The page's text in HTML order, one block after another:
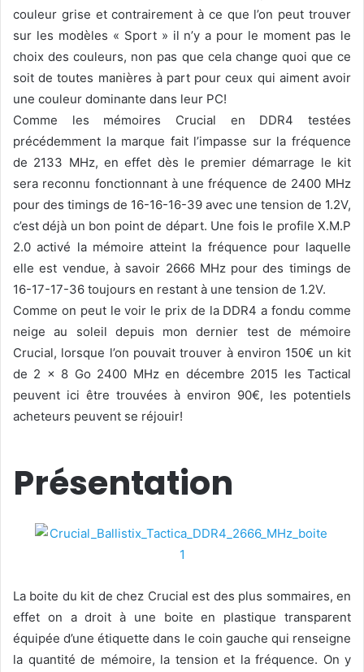
couleur grise et contrairement à ce que l’on peut trouver
sur les modèles « Sport » il n’y a pour le moment pas le
choix des couleurs, non pas que cela change quoi que ce
soit de toutes manières à part pour ceux qui aiment avoir
une couleur dominante dans leur PC!
Comme les mémoires Crucial en DDR4 testées
précédemment la marque fait l’impasse sur la fréquence
de 2133 MHz, en effet dès le premier démarrage le kit
sera reconnu fonctionnant à une fréquence de 2400 MHz
pour des timings de 16-16-16-39 avec une tension de 1.2V,
c’est déjà un bon point de départ. Une fois le profile X.M.P
2.0 activé la mémoire atteint la fréquence pour laquelle
elle est vendue, à savoir 2666 MHz pour des timings de
16-17-17-36 toujours en restant à une tension de 1.2V.
Comme on peut le voir le prix de la DDR4 a fondu comme
neige au soleil depuis mon dernier test de mémoire
Crucial, lorsque l’on pouvait trouver à environ 150€ un kit
de 2 x 8 Go 2400 MHz en décembre 2015 les Tactical
peuvent ici être trouvées à environ 90€, les potentiels
acheteurs peuvent se réjouir!
Présentation
La boite du kit de chez Crucial est des plus sommaires, en
effet on a droit à une boite en plastique transparent
équipée d’une étiquette dans le coin gauche qui renseigne
la quantité de mémoire, la tension et la fréquence. On y